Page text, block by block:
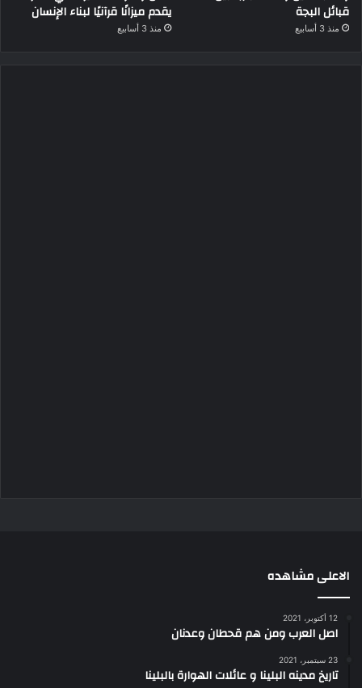
قبائل البجة
منذ 3 أسابيع
يقدم ميزانًا قرآنيًا لبناء الإنسان
منذ 3 أسابيع
الاعلى مشاهده
12 أكتوبر، 2021
اصل العرب ومن هم قحطان وعدنان
23 سبتمبر، 2021
تاريخ مدينه البلينا و عائلات الهوارة بالبلينا